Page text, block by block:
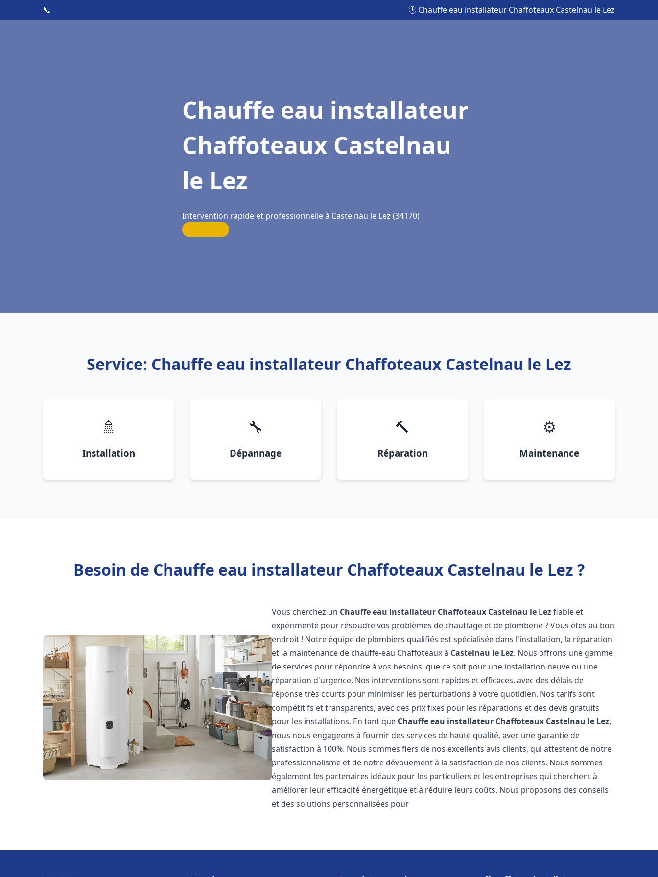
📞 🕒 Chauffe eau installateur Chaffoteaux Castelnau le Lez
Chauffe eau installateur
Chaffoteaux Castelnau
le Lez
Intervention rapide et professionnelle à Castelnau le Lez (34170)
Service: Chauffe eau installateur Chaffoteaux Castelnau le Lez
🚿
Installation
🔧
Dépannage
🔨
Réparation
⚙️
Maintenance
Besoin de Chauffe eau installateur Chaffoteaux Castelnau le Lez ?
Vous cherchez un Chauffe eau installateur Chaffoteaux Castelnau le Lezfiable et
expérimenté pour résoudre vos problèmes de chauffage et de plomberie ? Vous êtes au bon
endroit ! Notre équipe de plombiers qualifiés est spécialisée dans l'installation, la réparation
et la maintenance de chauffe-eau Chaffoteaux à Castelnau le Lez. Nous offrons une gamme
de services pour répondre à vos besoins, que ce soit pour une installation neuve ou une
réparation d'urgence. Nos interventions sont rapides et efficaces, avec des délais de
réponse très courts pour minimiser les perturbations à votre quotidien. Nos tarifs sont
compétitifs et transparents, avec des prix fixes pour les réparations et des devis gratuits
pour les installations. En tant que Chauffe eau installateur Chaffoteaux Castelnau le Lez,
nous nous engageons à fournir des services de haute qualité, avec une garantie de
satisfaction à 100%. Nous sommes fiers de nos excellents avis clients, qui attestent de notre
professionnalisme et de notre dévouement à la satisfaction de nos clients. Nous sommes
également les partenaires idéaux pour les particuliers et les entreprises qui cherchent à
améliorer leur efficacité énergétique et à réduire leurs coûts. Nous proposons des conseils
et des solutions personnalisées pour